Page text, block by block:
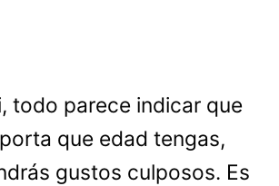
todo parece indicar que
que edad tengas,
gustos culposos. Es